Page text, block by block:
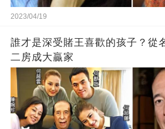
2023/04/19
誰才是深受賭王喜歡的孩子？從
二房成大贏家